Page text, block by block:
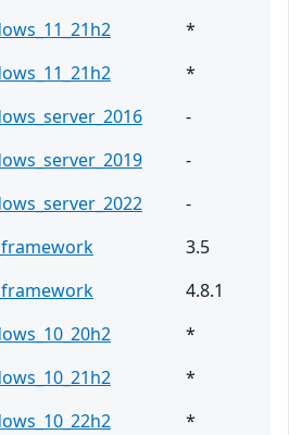
*
*
-
-
-
3.5
4.8.1
*
*
*